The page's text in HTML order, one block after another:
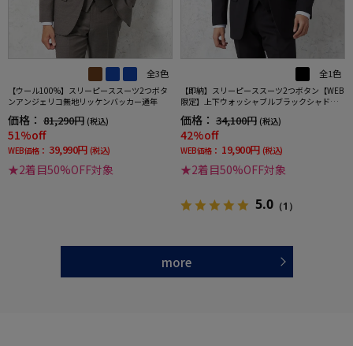
全3色
【ウール100%】スリーピーススーツ2つボタ
ンアンジェリコ無地リッケンバッカー通年
価格： 81,290円 (税込)
51%off
WEB価格： 39,990円 (税込)
★2着目50%OFF対象
全1色
【即納】スリーピーススーツ2つボタン【WEB
限定】上下ウォッシャブルブラックシャドウ
ストライプ3シーズン対応
価格： 34,100円 (税込)
42%off
WEB価格： 19,900円 (税込)
★2着目50%OFF対象
5.0 （1）
more